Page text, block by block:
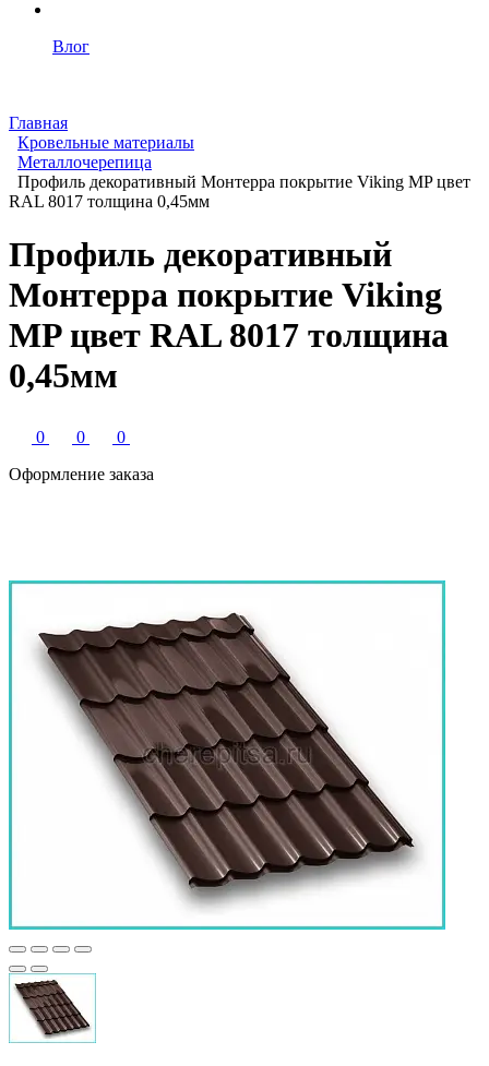
Влог
Главная
Кровельные материалы
Металлочерепица
Профиль декоративный Монтерра покрытие Viking MP цвет
RAL 8017 толщина 0,45мм
Профиль декоративный
Монтерра покрытие Viking
MP цвет RAL 8017 толщина
0,45мм
0 0
0
Оформление заказа